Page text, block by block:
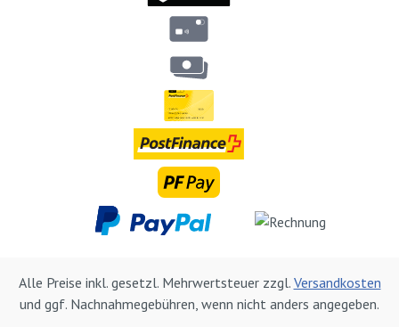
Alle Preise inkl. gesetzl. Mehrwertsteuer zzgl. Versandkosten
und ggf. Nachnahmegebühren, wenn nicht anders angegeben.